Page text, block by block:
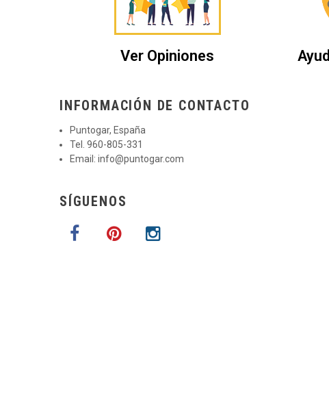
Ver Opiniones
INFORMACIÓN DE CONTACTO
Puntogar, España
Tel. 960-805-331
Email: info@puntogar.com
SÍGUENOS